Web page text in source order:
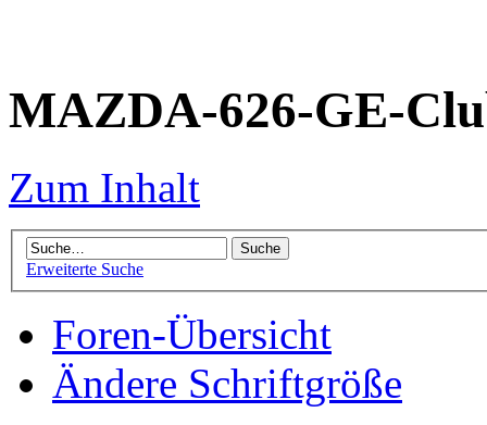
MAZDA-626-GE-
Zum Inhalt
Erweiterte Suche
Foren-Übersicht
Ändere Schriftgröße